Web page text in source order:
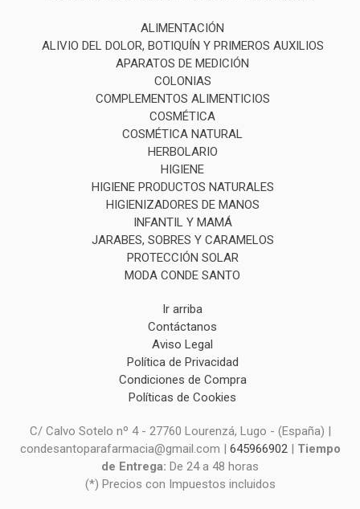
ALIMENTACIÓN
ALIVIO DEL DOLOR, BOTIQUÍN Y PRIMEROS AUXILIOS
APARATOS DE MEDICIÓN
COLONIAS
COMPLEMENTOS ALIMENTICIOS
COSMÉTICA
COSMÉTICA NATURAL
HERBOLARIO
HIGIENE
HIGIENE PRODUCTOS NATURALES
HIGIENIZADORES DE MANOS
INFANTIL Y MAMÁ
JARABES, SOBRES Y CARAMELOS
PROTECCIÓN SOLAR
MODA CONDE SANTO
Ir arriba
Contáctanos
Aviso Legal
Política de Privacidad
Condiciones de Compra
Políticas de Cookies
C/ Calvo Sotelo nº 4 - 27760 Lourenzá, Lugo - (España) |
condesantoparafarmacia@gmail.com | 645966902 | Tiempo
de Entrega: De 24 a 48 horas
(*) Precios con Impuestos incluidos